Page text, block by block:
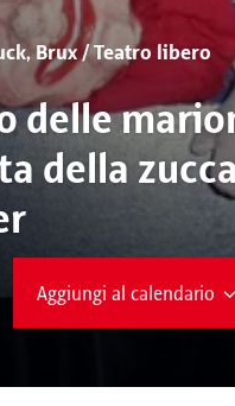
Brux / Teatro libero
delle
della
Aggiungi al calendario